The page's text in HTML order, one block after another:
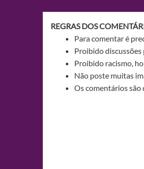
REGRAS DOS
Para comentar é
Proibido discussões
Proibido racismo,
Não poste muitas
Os comentários são